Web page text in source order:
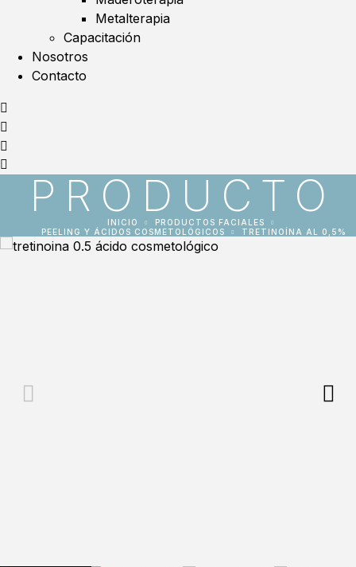
Metalterapia
Capacitación
Nosotros
Contacto
PRODUCTO
INICIO
PRODUCTOS FACIALES
PEELING Y ÁCIDOS COSMETOLÓGICOS
TRETINOÍNA AL 0,5%